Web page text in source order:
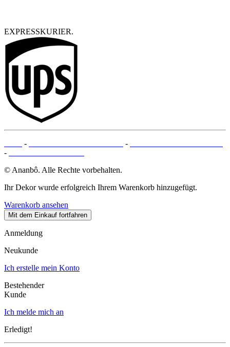
EXPRESSKURIER.
- -
-
© Ananbô. Alle Rechte vorbehalten.
Ihr Dekor wurde erfolgreich Ihrem Warenkorb hinzugefügt.
Warenkorb ansehen
Mit dem Einkauf fortfahren
Anmeldung
Neukunde
Ich erstelle mein Konto
Bestehender
Kunde
Ich melde mich an
Erledigt!